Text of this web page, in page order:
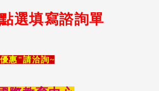
選填寫諮詢單
惠"請洽詢~